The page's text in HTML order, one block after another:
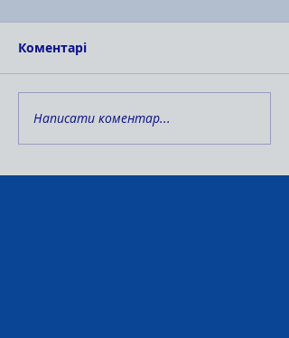
Коментарі
Написати коментар...